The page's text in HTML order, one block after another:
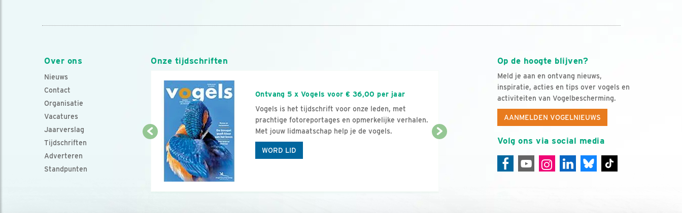
Over ons
Nieuws
Contact
Organisatie
Vacatures
Jaarverslag
Tijdschriften
Adverteren
Standpunten
Op de hoogte blijven?
Meld je aan en ontvang nieuws,
inspiratie, acties en tips over vogels en
activiteiten van Vogelbescherming.
AANMELDEN VOGELNIEUWS
Volg ons via social media
Onze tijdschriften
Ontvang 5 x Vogels voor € 36,00 per jaar
Vogels is het tijdschrift voor onze leden, met
prachtige fotoreportages en opmerkelijke verhalen.
Met jouw lidmaatschap help je de vogels.
WORD LID